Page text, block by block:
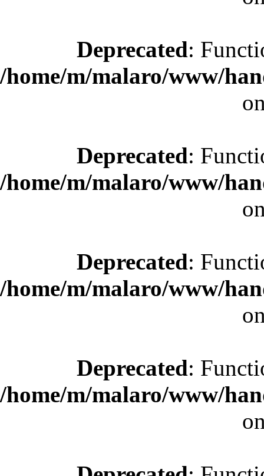
Deprecated:
/home/m/malaro/www/
Deprecated:
/home/m/malaro/www/
Deprecated:
/home/m/malaro/www/
Deprecated:
/home/m/malaro/www/